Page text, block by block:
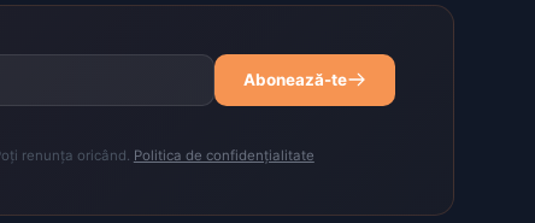
Abonează-te
renunța oricând. Politica de confidențialitate